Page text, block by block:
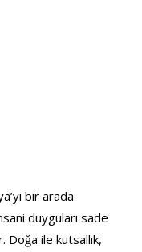
bir arada
duyguları sade
Doğa ile kutsallık,